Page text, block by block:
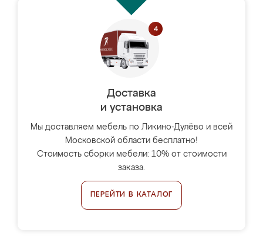
Доставка
и установка
Мы доставляем мебель по Ликино-Дулёво и всей
Московской области бесплатно!
Стоимость сборки мебели: 10% от стоимости
заказа.
ПЕРЕЙТИ В КАТАЛОГ